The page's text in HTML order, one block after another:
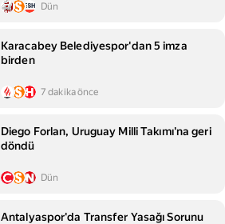
Dün
Karacabey Belediyespor'dan 5 imza
birden
7 dakika önce
Diego Forlan, Uruguay Milli Takımı'na geri
döndü
Dün
Antalyaspor'da Transfer Yasağı Sorunu